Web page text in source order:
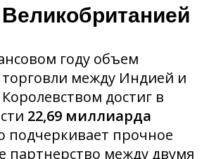
году объем
между Индией и
достиг в
22,69 миллиарда
подчеркивает прочное
партнерство между двумя